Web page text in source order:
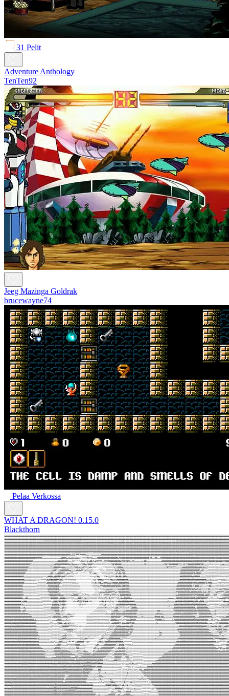
31 Pelit
Adventure Anthology
TenTen92
Jeeg Mazinga Goldrak
brucewayne74
Pelaa Verkossa
WHAT A DRAGON! 0.15.0
Blackthorn